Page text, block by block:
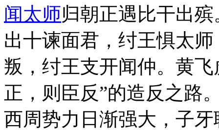
闻太师归朝正遇比干出
出十谏面君，纣王惧太
叛，纣王支开闻仲。黄
正，则臣反”的造反之路
西周势力日渐强大，子牙